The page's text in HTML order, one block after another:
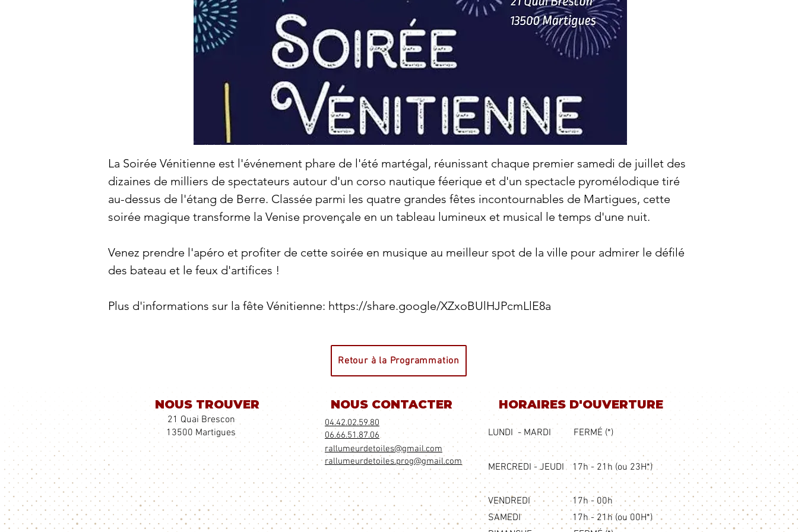
La Soirée Vénitienne est l'événement phare de l'été martégal, réunissant chaque premier samedi de juillet des
dizaines de milliers de spectateurs autour d'un corso nautique féerique et d'un spectacle pyromélodique tiré
au-dessus de l'étang de Berre. Classée parmi les quatre grandes fêtes incontournables de Martigues, cette
soirée magique transforme la Venise provençale en un tableau lumineux et musical le temps d'une nuit.
Venez prendre l'apéro et profiter de cette soirée en musique au meilleur spot de la ville pour admirer le défilé
des bateau et le feux d'artifices !
Plus d'informations sur la fête Vénitienne: https://share.google/XZxoBUlHJPcmLlE8a
Retour à la Programmation
NOUS TROUVER
21 Quai Brescon
13500 Martigues
NOUS CONTACTER
04.42.02.59.80
06.66.51.87.06
​rallumeurdetoiles@gmail.com
​rallumeurdetoiles.prog@gmail.com
HORAIRES D'OUVERTURE
LUNDI - MARDI
MERCREDI - JEUDI
VENDREDI
SAMEDI
FERMÉ (*)
17h - 21h (ou 23H*)
17h - 00h
17h - 21h (ou 00H*)